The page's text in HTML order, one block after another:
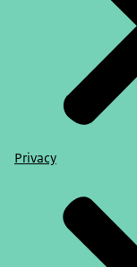
Privacy